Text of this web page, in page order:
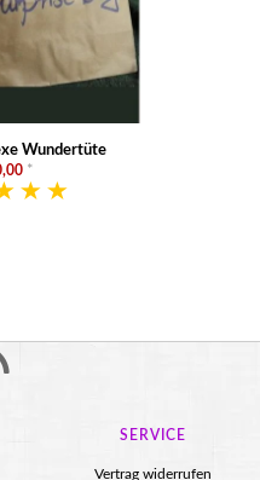
Wundertüte
*
SERVICE
Vertrag widerrufen